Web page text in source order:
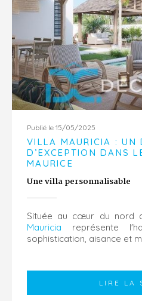
Publié le 15/05/2025
VILLA MAURICIA : UN
D’EXCEPTION DANS
MAURICE
Une villa personnalisable
Située au cœur du nord
Mauricia représente
sophistication, aisance et
LIRE LA